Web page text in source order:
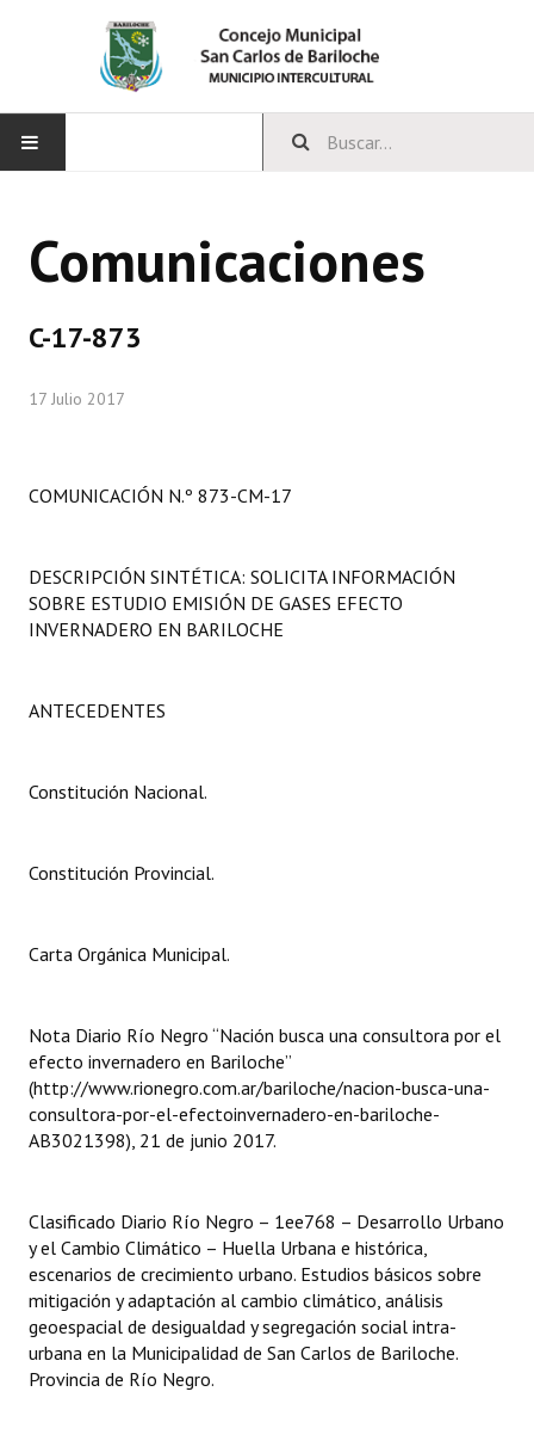
CONCEJO
LEGISLACIÓN
Constitución Provincial
Digesto
DOCUMENTOS
Proyectos Presentados
Dictámenes Asesoría Letrada
Informes de Unidad Coordinadora
Ejecución Presupuestaria
Actas de Audiencias Públicas
NORMATIVA
Comunicaciones
C-17-873
17 Julio 2017
COMUNICACIÓN N.º 873-CM-17
DESCRIPCIÓN SINTÉTICA: SOLICITA INFORMACIÓN
SOBRE ESTUDIO EMISIÓN DE GASES EFECTO
INVERNADERO EN BARILOCHE
ANTECEDENTES
Constitución Nacional.
Constitución Provincial.
Carta Orgánica Municipal.
Nota Diario Río Negro “Nación busca una consultora por el
efecto invernadero en Bariloche”
(http://www.rionegro.com.ar/bariloche/nacion-busca-una-
consultora-por-el-efectoinvernadero-en-bariloche-
AB3021398), 21 de junio 2017.
Clasificado Diario Río Negro – 1ee768 – Desarrollo Urbano
y el Cambio Climático – Huella Urbana e histórica,
escenarios de crecimiento urbano. Estudios básicos sobre
mitigación y adaptación al cambio climático, análisis
geoespacial de desigualdad y segregación social intra-
urbana en la Municipalidad de San Carlos de Bariloche.
Provincia de Río Negro.